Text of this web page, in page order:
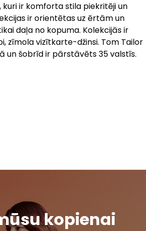
ir komforta stila piekritēji un
ir orientētas uz ērtām un
daļa no kopuma. Kolekcijās ir
zīmola vizītkarte-džinsi. Tom Tailor
un šobrīd ir pārstāvēts 35 valstīs.
kopienai